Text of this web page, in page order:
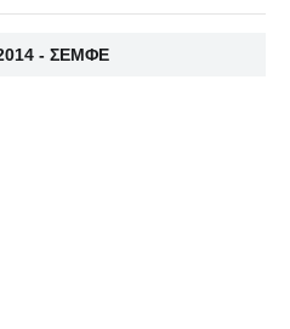
- ΣΕΜΦΕ